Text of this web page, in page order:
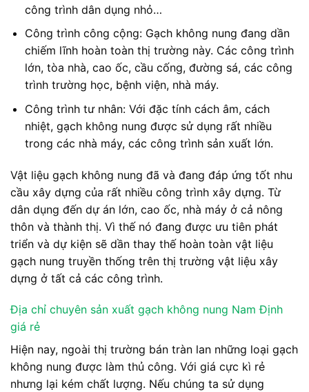
công trình dân dụng nhỏ…
Công trình công cộng: Gạch không nung đang dần
chiếm lĩnh hoàn toàn thị trường này. Các công trình
lớn, tòa nhà, cao ốc, cầu cống, đường sá, các công
trình trường học, bệnh viện, nhà máy.
Công trình tư nhân: Với đặc tính cách âm, cách
nhiệt, gạch không nung được sử dụng rất nhiều
trong các nhà máy, các công trình sản xuất lớn.
Vật liệu gạch không nung đã và đang đáp ứng tốt nhu
cầu xây dựng của rất nhiều công trình xây dựng. Từ
dân dụng đến dự án lớn, cao ốc, nhà máy ở cả nông
thôn và thành thị. Vì thế nó đang được ưu tiên phát
triển và dự kiện sẽ dần thay thế hoàn toàn vật liệu
gạch nung truyền thống trên thị trường vật liệu xây
dựng ở tất cả các công trình.
Địa chỉ chuyên sản xuất gạch không nung Nam Định
giá rẻ
Hiện nay, ngoài thị trường bán tràn lan những loại gạch
không nung được làm thủ công. Với giá cực kì rẻ
nhưng lại kém chất lượng. Nếu chúng ta sử dụng